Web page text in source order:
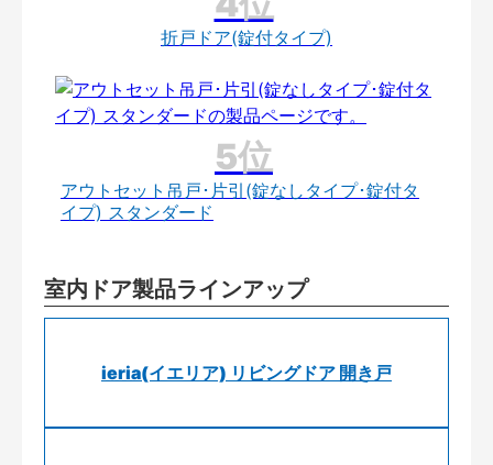
折戸ドア(錠付タイプ)
アウトセット吊戸･片引(錠なしタイプ･錠付タ
イプ) スタンダード
室内ドア製品ラインアップ
ieria(イエリア) リビングドア 開き戸